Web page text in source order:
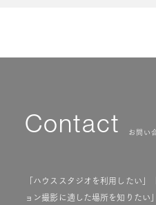
Contact お問い
「ハウススタジオを利用したい
ョン撮影に適した場所を知りたい